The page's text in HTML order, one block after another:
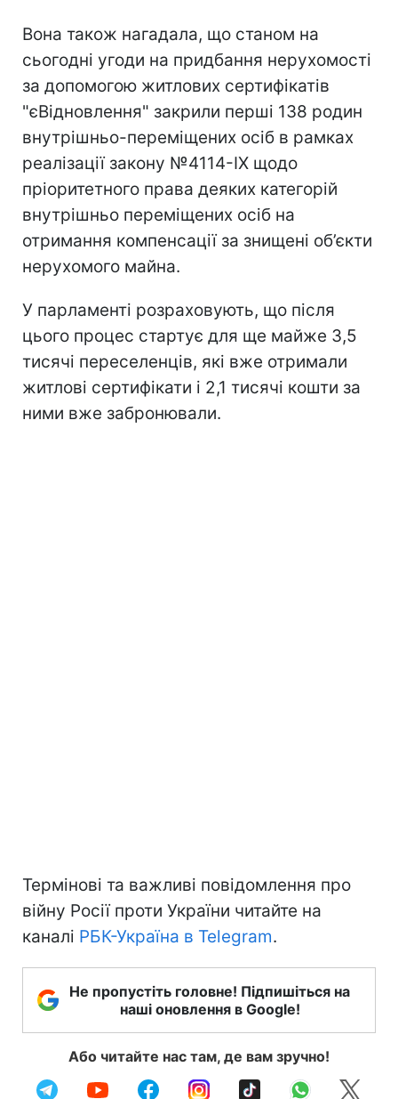
Вона також нагадала, що станом на
сьогодні угоди на придбання нерухомості
за допомогою житлових сертифікатів
"єВідновлення" закрили перші 138 родин
внутрішньо-переміщених осіб в рамках
реалізації закону №4114-IX щодо
пріоритетного права деяких категорій
внутрішньо переміщених осіб на
отримання компенсації за знищені об’єкти
нерухомого майна.
У парламенті розраховують, що після
цього процес стартує для ще майже 3,5
тисячі переселенців, які вже отримали
житлові сертифікати і 2,1 тисячі кошти за
ними вже забронювали.
Термінові та важливі повідомлення про
війну Росії проти України читайте на
каналі РБК-Україна в Telegram.
Не пропустіть головне! Підпишіться на
наші оновлення в Google!
Або читайте нас там, де вам зручно!